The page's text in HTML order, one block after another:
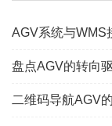
AGV系统与WMS
盘点AGV的转向
二维码导航AGV